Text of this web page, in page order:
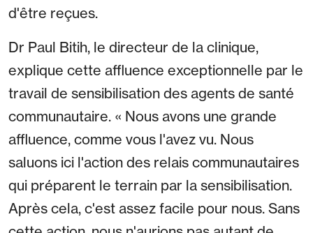
d'être reçues.
Dr Paul Bitih, le directeur de la clinique,
explique cette affluence exceptionnelle par le
travail de sensibilisation des agents de santé
communautaire. « Nous avons une grande
affluence, comme vous l'avez vu. Nous
saluons ici l'action des relais communautaires
qui préparent le terrain par la sensibilisation.
Après cela, c'est assez facile pour nous. Sans